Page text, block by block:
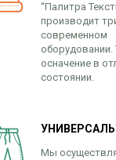
“Палитра
производит
современном
оборудовании.
осначение в
состоянии.
Мы